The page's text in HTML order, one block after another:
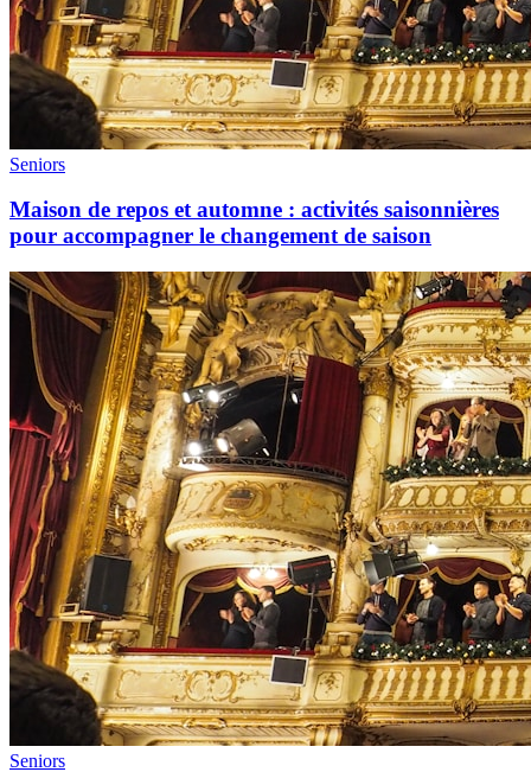
Seniors
Maison de repos et automne : activités saisonnières
pour accompagner le changement de saison
Seniors